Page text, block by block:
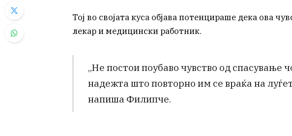
Тој во својата куса објава потенцираше дека ова
лекар и медицински работник.
„Не постои поубаво чувство од спасување
надежта што повторно им се враќа на
напиша Филипче.